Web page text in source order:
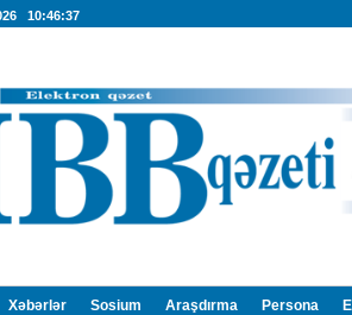
10:46:37
Xəbərlər Sosium Araşdırma Persona